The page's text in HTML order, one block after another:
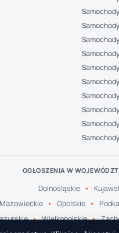
OGŁOSZENIA W
Dolnośląskie
Mazowieckie Opolskie
Wielkopolskie